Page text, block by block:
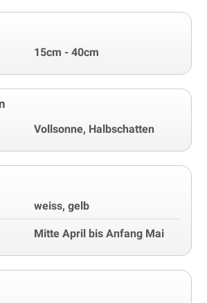
15cm - 40cm
Vollsonne, Halbschatten
weiss, gelb
Mitte April bis Anfang Mai